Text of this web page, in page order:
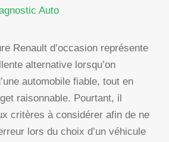
Auto
Renault d’occasion représente
alternative lorsqu’on
automobile fiable, tout en
raisonnable. Pourtant, il
critères à considérer afin de ne
lors du choix d’un véhicule